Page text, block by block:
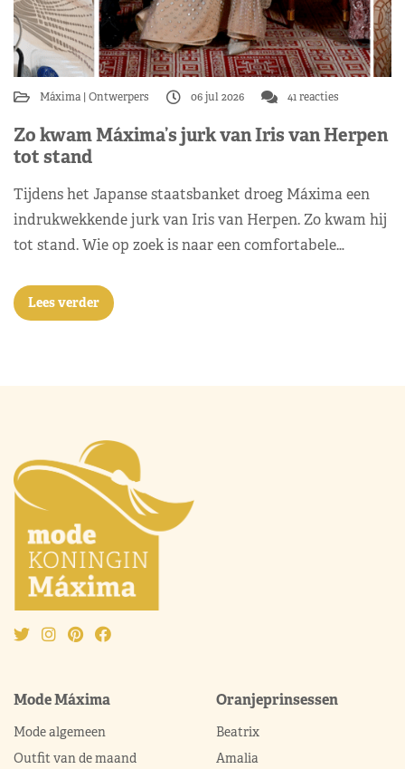
Máxima Ontwerpers 06 jul 2026 41 reacties
Zo kwam Máxima’s jurk van Iris van Herpen
tot stand
Tijdens het Japanse staatsbanket droeg Máxima een
indrukwekkende jurk van Iris van Herpen. Zo kwam hij
tot stand. Wie op zoek is naar een comfortabele…
Lees verder
Mode Máxima
Mode algemeen
Outfit van de maand
Oranjeprinsessen
Beatrix
Amalia